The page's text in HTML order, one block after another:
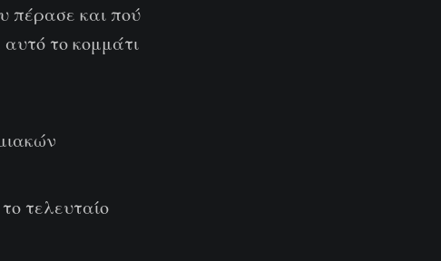
πέρασε και πού
το κομμάτι
τελευταίο